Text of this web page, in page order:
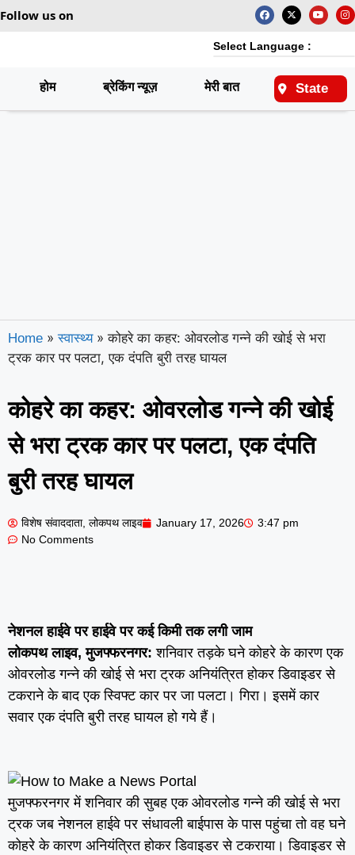
Follow us on
Select Language :
होम ब्रेकिंग न्यूज़ मेरी बात राष्ट्रीय
State
Home » स्वास्थ्य » कोहरे का कहर: ओवरलोड गन्ने की खोई से भरा
ट्रक कार पर पलटा, एक दंपति बुरी तरह घायल
कोहरे का कहर: ओवरलोड गन्ने की खोई
से भरा ट्रक कार पर पलटा, एक दंपति
बुरी तरह घायल
विशेष संवाददाता, लोकपथ लाइव January 17, 2026
3:47 pm
No Comments
नेशनल हाईवे पर हाईवे पर कई किमी तक लगी जाम
लोकपथ लाइव, मुजफ्फरनगर: शनिवार तड़के घने कोहरे के कारण एक
ओवरलोड गन्ने की खोई से भरा ट्रक अनियंत्रित होकर डिवाइडर से
टकराने के बाद एक स्विफ्ट कार पर जा पलटा। गिरा। इसमें कार
सवार एक दंपति बुरी तरह घायल हो गये हैं।
मुजफ्फरनगर में शनिवार की सुबह एक ओवरलोड गन्ने की खोई से भरा
ट्रक जब नेशनल हाईवे पर संधावली बाईपास के पास पहुंचा तो वह घने
कोहरे के कारण अनियंत्रित होकर डिवाइडर से टकराया। डिवाइडर से